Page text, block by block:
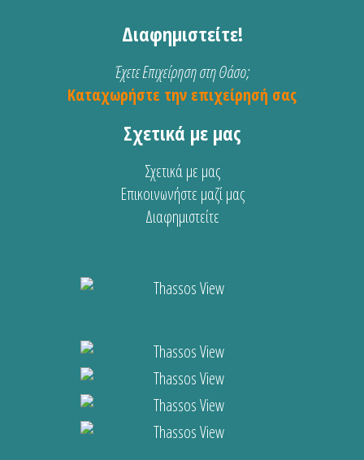
Διαφημιστείτε!
Έχετε Επιχείρηση στη Θάσο;
Καταχωρήστε την επιχείρησή σας
Σχετικά με μας
Σχετικά με μας
Επικοινωνήστε μαζί μας
Διαφημιστείτε